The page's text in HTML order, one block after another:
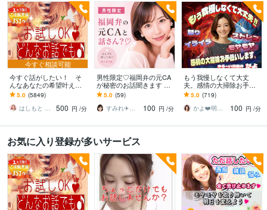
今すぐ相談可能
今すぐ話がしたい！ そ
んなあなたの希望叶えま
す 今日あったことから深
刻な悩みまで☆何でも打
ち明けてください。
5.0 (5849)
はしもと ゆっこ♡救急こころの相談室
500 円 /分
男性限定♡福岡弁の元CA
が秘密のお話聞きます 雑
談・趣味・恋愛・性の悩
みなど…な〜んでも聞く
けんね！
5.0 (59)
すみれ✈️福岡弁の元CA
100 円 /分
もう我慢しなくて大丈
夫。感情の大掃除お手伝
いします 怒り/イライラ/モ
ヤモヤ/ストレス/焦り/感情
爆発/本音
5.0 (719)
かよ❤️明日が少し楽しみになる場所
100 円 /分
お気に入り登録が多いサービス